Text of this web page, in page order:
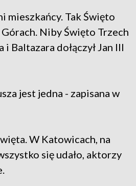
mieszkańcy. Tak Święto
Niby Święto Trzech
Baltazara dołączył Jan III
jest jedna - zapisana w
W Katowicach, na
się udało, aktorzy